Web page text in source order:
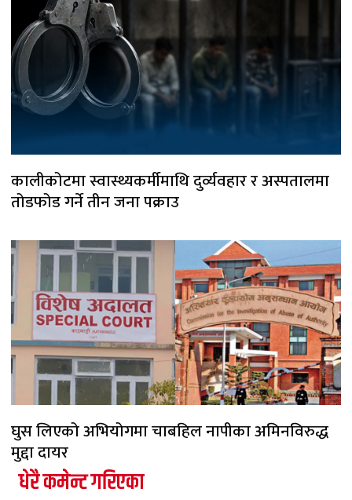
कालीकोटमा स्वास्थ्यकर्मीमाथि दुर्व्यवहार र अस्पतालमा
तोडफोड गर्ने तीन जना पक्राउ
घुस लिएको अभियोगमा चाबहिल नापीका अमिनविरुद्ध
मुद्दा दायर
धेरै कमेन्ट गरिएका